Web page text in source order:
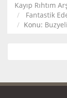
Kayıp Rıhtım
Fantastik
Konu: